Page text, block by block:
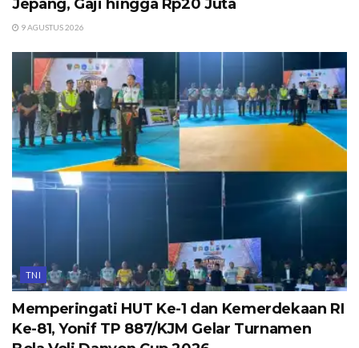
Jepang, Gaji hingga Rp20 Juta
9 AGUSTUS 2026
TNI
Memperingati HUT Ke-1 dan Kemerdekaan RI
Ke-81, Yonif TP 887/KJM Gelar Turnamen